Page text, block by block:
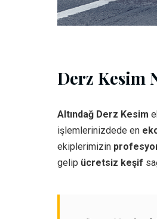
Derz Kesim
Altındağ Derz Kesim
işlemlerinizdede en
ekiplerimizin
gelip ücretsiz keşif